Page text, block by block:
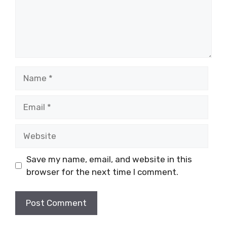
Save my name, email, and website in this
browser for the next time I comment.